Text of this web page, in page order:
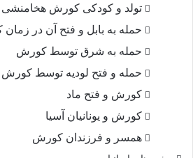
تولد و کودکی کورش هخامنشی
حمله به بابل و فتح آن در
حمله به شرق توسط کورش
حمله و فتح لودیه توسط کورش
کورش و فتح ماد
کورش و یونانیان آسیا
همسر و فرزندان کورش